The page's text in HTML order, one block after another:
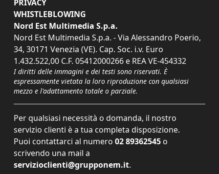
PRIVACY
WHISTLEBLOWING
Nord Est Multimedia S.p.a.
Nord Est Multimedia S.p.a. - Via Alessandro Poerio,
34, 30171 Venezia (VE). Cap. Soc. i.v. Euro
1.432.522,00 C.F. 05412000266 e REA VE-454332
I diritti delle immagini e dei testi sono riservati. È
espressamente vietata la loro riproduzione con qualsiasi
mezzo e l'adattamento totale o parziale.
Per qualsiasi necessità o domanda, il nostro
servizio clienti è a tua completa disposizione.
Puoi contattarci al numero 02 89362545 o
scrivendo una mail a
servizioclienti@grupponem.it.